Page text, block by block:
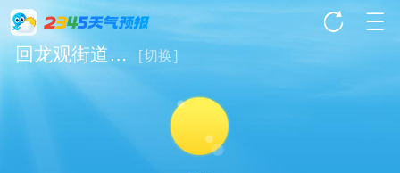
回龙观街道天气 [切换]